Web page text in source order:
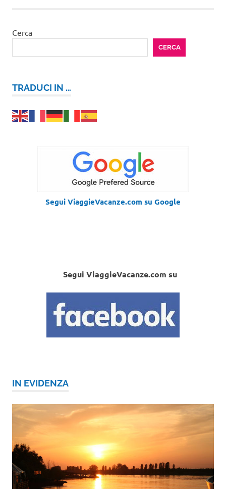
Cerca
CERCA
TRADUCI IN …
Segui ViaggieVacanze.com su Google
Segui ViaggieVacanze.com su
IN EVIDENZA